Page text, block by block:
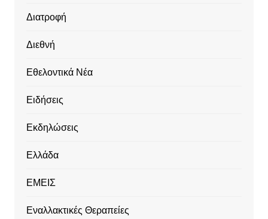
Διατροφή
Διεθνή
Εθελοντικά Νέα
Ειδήσεις
Εκδηλώσεις
Ελλάδα
ΕΜΕΙΣ
Εναλλακτικές Θεραπείες